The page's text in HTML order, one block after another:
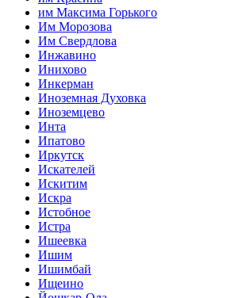
им Максима Горького
Им Морозова
Им Свердлова
Инжавино
Инихово
Инкерман
Иноземная Духовка
Иноземцево
Инта
Ипатово
Иркутск
Искателей
Искитим
Искра
Истобное
Истра
Ишеевка
Ишим
Ишимбай
Ищеино